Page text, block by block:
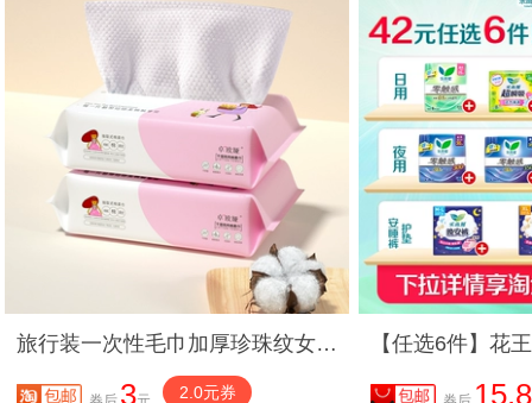
旅行装一次性毛巾加厚珍珠纹女卸妆洁面棉柔巾抽取式毛巾
3 2.0元券 15.8